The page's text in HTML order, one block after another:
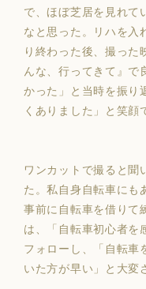
で、ほぼ芝居を見れて
なと思った。
リハを入
り終わった後、撮った
んな、行ってきて』で
かった」と当時を振り
くありました」と笑顔
ワンカットで撮ると聞
た。私自身自転車にも
事前に自転車を借りて
は、「自転車初心者を
フォローし、「自転車
いた方が早い」と大変